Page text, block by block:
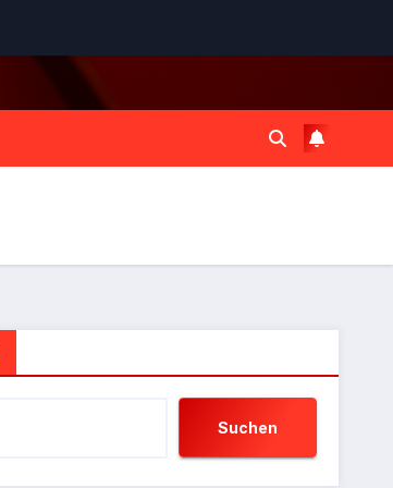
Suchen